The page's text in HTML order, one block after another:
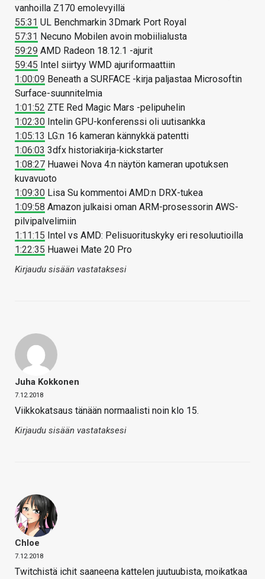
vanhoilla Z170 emolevyillä
55:31 UL Benchmarkin 3Dmark Port Royal
57:31 Necuno Mobilen avoin mobiilialusta
59:29 AMD Radeon 18.12.1 -ajurit
59:45 Intel siirtyy WMD ajuriformaattiin
1:00:09 Beneath a SURFACE -kirja paljastaa Microsoftin
Surface-suunnitelmia
1:01:52 ZTE Red Magic Mars -pelipuhelin
1:02:30 Intelin GPU-konferenssi oli uutisankka
1:05:13 LG:n 16 kameran kännykkä patentti
1:06:03 3dfx historiakirja-kickstarter
1:08:27 Huawei Nova 4:n näytön kameran upotuksen
kuvavuoto
1:09:30 Lisa Su kommentoi AMD:n DRX-tukea
1:09:58 Amazon julkaisi oman ARM-prosessorin AWS-
pilvipalvelimiin
1:11:15 Intel vs AMD: Pelisuorituskyky eri resoluutioilla
1:22:35 Huawei Mate 20 Pro
Kirjaudu sisään vastataksesi
Juha Kokkonen
7.12.2018
Viikkokatsaus tänään normaalisti noin klo 15.
Kirjaudu sisään vastataksesi
Chloe
7.12.2018
Twitchistä ichit saaneena kattelen juutuubista, moikatkaa